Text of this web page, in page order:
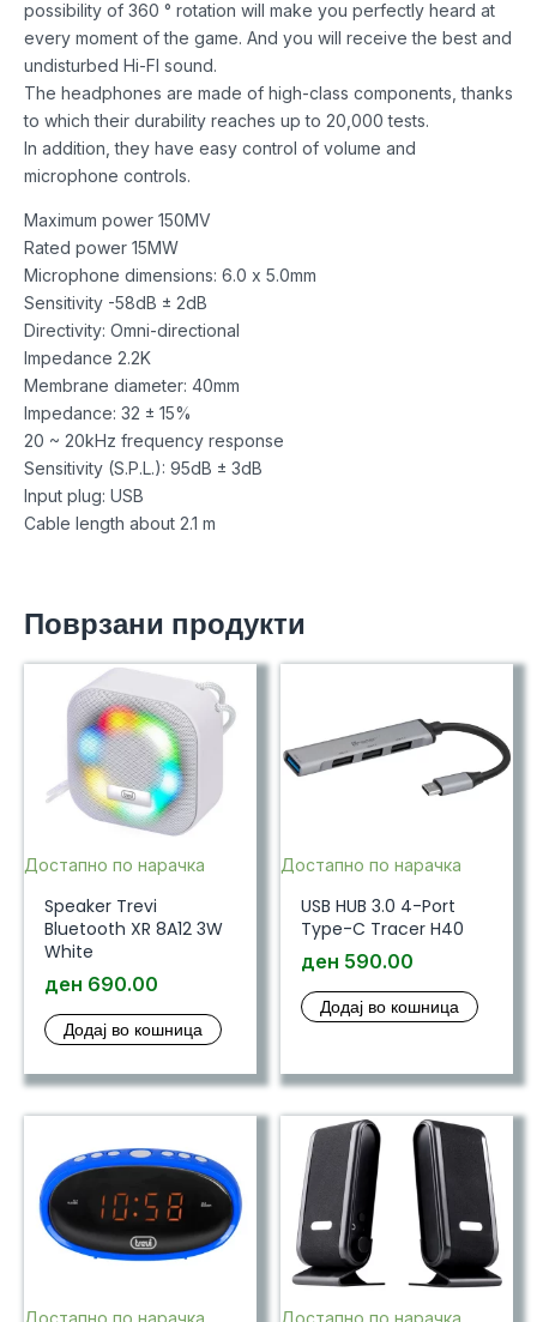
possibility of 360 ° rotation will make you perfectly heard at
every moment of the game. And you will receive the best and
undisturbed Hi-FI sound.
The headphones are made of high-class components, thanks
to which their durability reaches up to 20,000 tests.
In addition, they have easy control of volume and
microphone controls.
Maximum power 150MV
Rated power 15MW
Microphone dimensions: 6.0 x 5.0mm
Sensitivity -58dB ± 2dB
Directivity: Omni-directional
Impedance 2.2K
Membrane diameter: 40mm
Impedance: 32 ± 15%
20 ~ 20kHz frequency response
Sensitivity (S.P.L.): 95dB ± 3dB
Input plug: USB
Cable length about 2.1 m
Поврзани продукти
Достапно по нарачка
Speaker Trevi
Bluetooth XR 8A12 3W
White
ден 690.00
Додај во кошница
Достапно по нарачка
USB HUB 3.0 4-Port
Type-C Tracer H40
ден 590.00
Додај во кошница
Достапно по нарачка Достапно по нарачка